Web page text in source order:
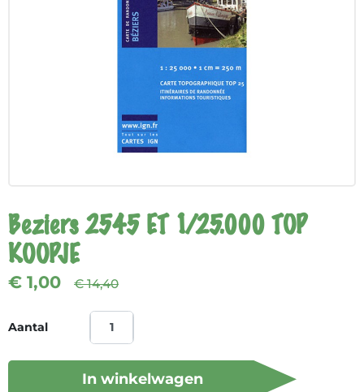
Beziers 2545 ET 1/25.000 TOP
KOOPJE
€ 1,00 € 14,40
Aantal
In winkelwagen